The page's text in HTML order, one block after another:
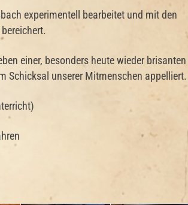
experimentell bearbeitet und mit den
einer, besonders heute wieder brisanten
Schicksal unserer Mitmenschen appelliert.